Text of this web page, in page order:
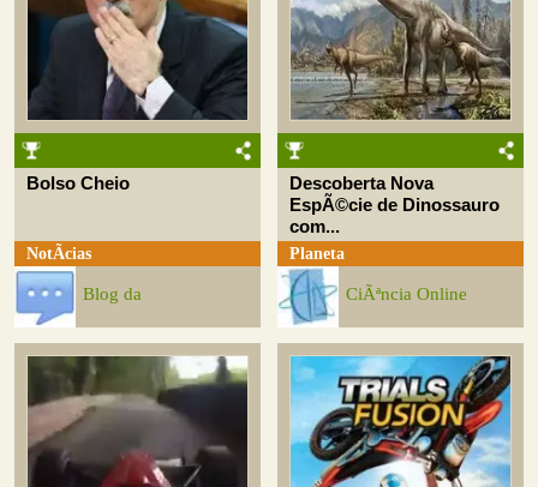
Bolso Cheio
NotÃ­cias
Blog da
Descoberta Nova
EspÃ©cie de Dinossauro
com...
Planeta
CiÃªncia Online